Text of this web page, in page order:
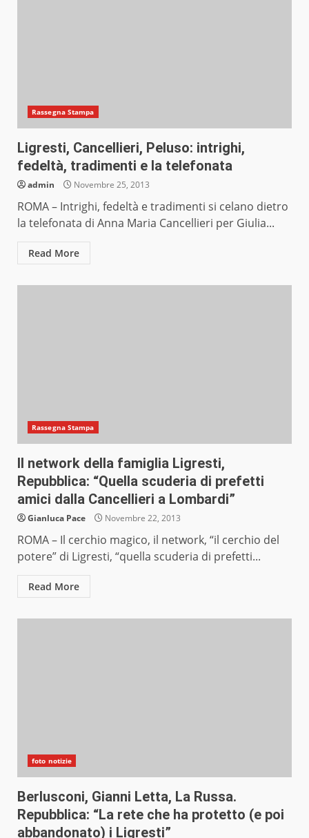
Rassegna Stampa
Ligresti, Cancellieri, Peluso: intrighi,
fedeltà, tradimenti e la telefonata
admin Novembre 25, 2013
ROMA – Intrighi, fedeltà e tradimenti si celano dietro
la telefonata di Anna Maria Cancellieri per Giulia...
Read More
Rassegna Stampa
Il network della famiglia Ligresti,
Repubblica: “Quella scuderia di prefetti
amici dalla Cancellieri a Lombardi”
Gianluca Pace Novembre 22, 2013
ROMA – Il cerchio magico, il network, “il cerchio del
potere” di Ligresti, “quella scuderia di prefetti...
Read More
foto notizie
Berlusconi, Gianni Letta, La Russa.
Repubblica: “La rete che ha protetto (e poi
abbandonato) i Ligresti”